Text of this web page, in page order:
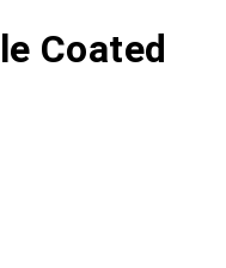
Coated